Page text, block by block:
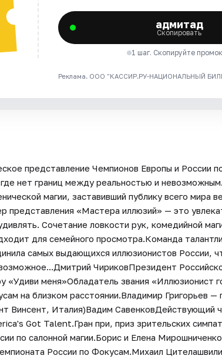
адмитад
Скопировать
1 шаг. Скопируйте
Реклама. ООО "КАССИР.РУ-НАЦИОНАЛЬНЫЙ
представление Чемпионов Европы и России
нет границ между реальностью и
магии, заставивший публику всего мира
представления «Мастера иллюзий» — это
Сочетание ловкости рук, комедийной
для семейного просмотра.Команда
самых выдающихся иллюзионистов России,
ЧириковПрезидент
меня»Обладатель звания «Иллюзионист
на близком расстоянии.Владимир Григорьев —
Винсент, Италия)Вадим СавенковДействующий
Got Talent.Гран при, приз зрительских
по салонной магии.Борис и Елена
России по Фокусам.Михаил